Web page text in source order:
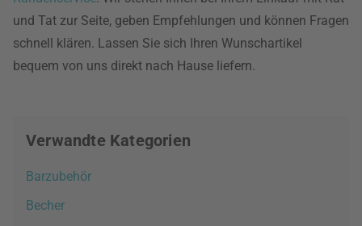
und Tat zur Seite, geben Empfehlungen und können Fragen
schnell klären. Lassen Sie sich Ihren Wunschartikel
bequem von uns direkt nach Hause liefern.
Verwandte Kategorien
Barzubehör
Becher